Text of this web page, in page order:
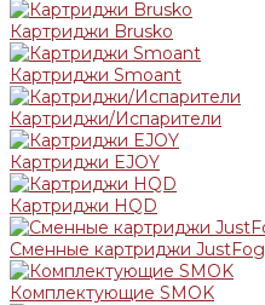
Картриджи Brusko
Картриджи Smoant
Картриджи/Испарители
Картриджи EJOY
Картриджи HQD
Сменные картриджи JustFog
Комплектующие SMOK